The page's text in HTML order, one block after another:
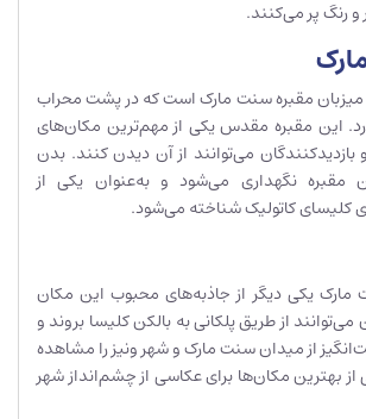
و رنگ پر می‌کنند.
مقبره سنت مارک است که در پشت محراب
این مقبره مقدس یکی از مهم‌ترین مکان‌های
می‌توانند از آن دیدن کنند. بدن
نگهداری می‌شود و به‌عنوان یکی از
کلیسای کاتولیک شناخته می‌شود.
یکی دیگر از جاذبه‌های محبوب این مکان
از طریق پلکانی به بالکن کلیسا بروند و
از میدان سنت مارک و شهر ونیز را مشاهده
بهترین مکان‌ها برای عکاسی از چشم‌انداز شهر